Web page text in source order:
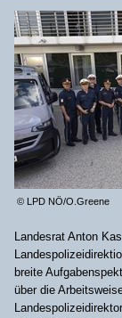
© LPD NÖ/O.Greene
Landesrat Anton
breite
über die